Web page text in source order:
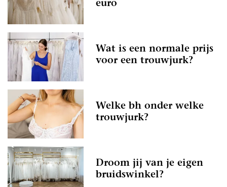
euro
Wat is een normale prijs
voor een trouwjurk?
Welke bh onder welke
trouwjurk?
Droom jij van je eigen
bruidswinkel?